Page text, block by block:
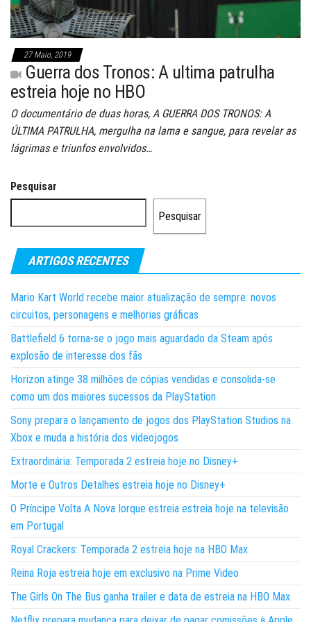
27 Maio, 2019
Guerra dos Tronos: A ultima patrulha
estreia hoje no HBO
O documentário de duas horas, A GUERRA DOS TRONOS: A
ÚLTIMA PATRULHA, mergulha na lama e sangue, para revelar as
lágrimas e triunfos envolvidos…
Pesquisar
Pesquisar
ARTIGOS RECENTES
Mario Kart World recebe maior atualização de sempre: novos
circuitos, personagens e melhorias gráficas
Battlefield 6 torna-se o jogo mais aguardado da Steam após
explosão de interesse dos fãs
Horizon atinge 38 milhões de cópias vendidas e consolida-se
como um dos maiores sucessos da PlayStation
Sony prepara o lançamento de jogos dos PlayStation Studios na
Xbox e muda a história dos videojogos
Extraordinária: Temporada 2 estreia hoje no Disney+
Morte e Outros Detalhes estreia hoje no Disney+
O Príncipe Volta A Nova Iorque estreia estreia hoje na televisão
em Portugal
Royal Crackers: Temporada 2 estreia hoje na HBO Max
Reina Roja estreia hoje em exclusivo na Prime Video
The Girls On The Bus ganha trailer e data de estreia na HBO Max